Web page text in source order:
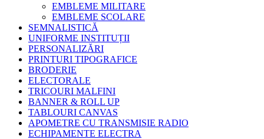
EMBLEME MILITARE
EMBLEME SCOLARE
SEMNALISTICĂ
UNIFORME INSTITUȚII
PERSONALIZĂRI
PRINTURI TIPOGRAFICE
BRODERIE
ELECTORALE
TRICOURI MALFINI
BANNER & ROLL UP
TABLOURI CANVAS
APOMETRE CU TRANSMISIE RADIO
ECHIPAMENTE ELECTRA